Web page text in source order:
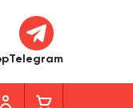
Telegram